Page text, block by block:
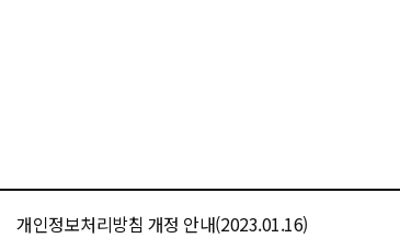
개인정보처리방침 개정 안내(2023.01.16)